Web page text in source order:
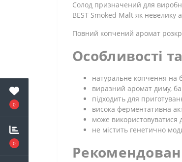
0
0
Солод призначений для
BEST Smoked Malt як невелику
Повний копчений аромат
Особливості
натуральне копчення на
виразний аромат диму,
підходить для
висока ферментативна
може використовуватися
не містить генетично